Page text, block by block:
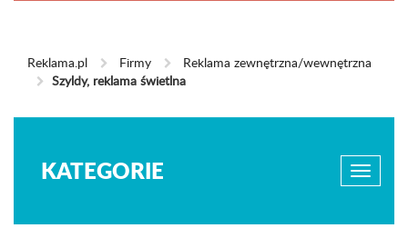
Reklama.pl Firmy
Reklama zewnętrzna/wewnętrzna
Szyldy, reklama świetlna
KATEGORIE